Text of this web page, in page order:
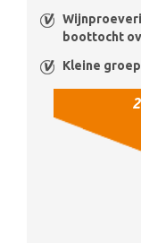
boottocht
Kleine